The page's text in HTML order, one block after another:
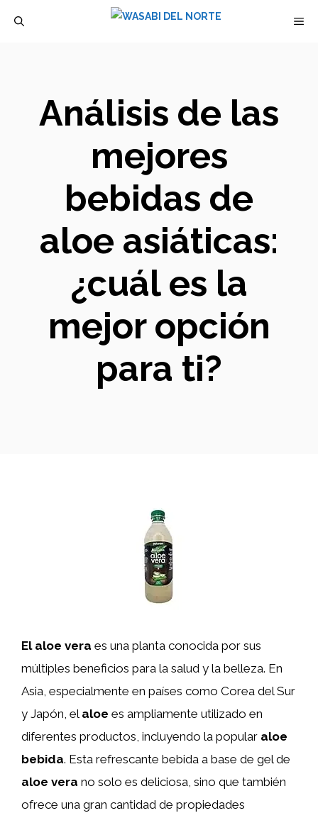
Análisis de las
mejores
bebidas de
aloe asiáticas:
¿cuál es la
mejor opción
para ti?
El aloe vera es una planta conocida por sus
múltiples beneficios para la salud y la belleza. En
Asia, especialmente en países como Corea del Sur
y Japón, el aloe es ampliamente utilizado en
diferentes productos, incluyendo la popular aloe
bebida. Esta refrescante bebida a base de gel de
aloe vera no solo es deliciosa, sino que también
ofrece una gran cantidad de propiedades